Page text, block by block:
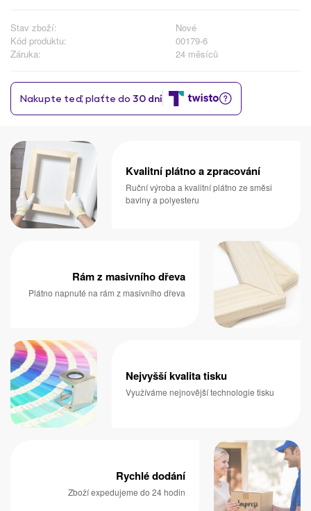
Stav zboží:
Nové
Kód produktu:
00179-6
Záruka:
24 měsíců
Kvalitní plátno a zpracování
Ruční výroba a kvalitní plátno ze směsi
bavlny a polyesteru
Rám z masivního dřeva
Plátno napnuté na rám z masivního dřeva
Nejvyšší kvalita tisku
Využíváme nejnovější technologie tisku
Rychlé dodání
Zboží expedujeme do 24 hodin